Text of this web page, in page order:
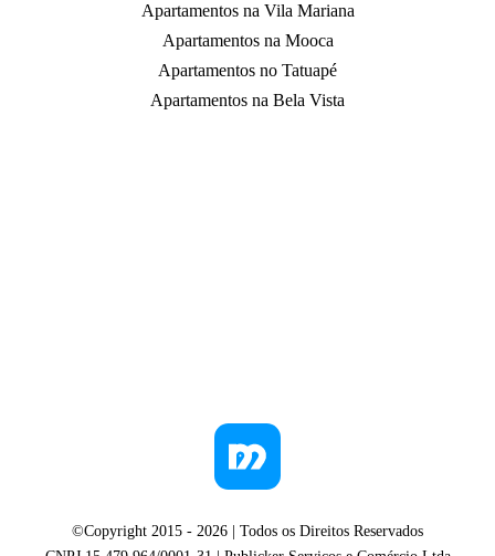
Apartamentos na Vila Mariana
Apartamentos na Mooca
Apartamentos no Tatuapé
Apartamentos na Bela Vista
©Copyright 2015 - 2026 | Todos os Direitos Reservados